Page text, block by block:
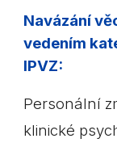
Navázání
vedením
IPVZ:
Personální
klinické